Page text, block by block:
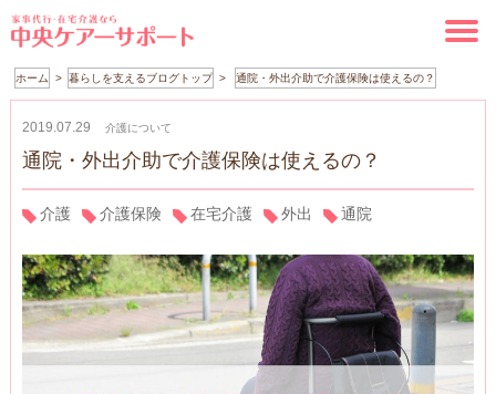
ホーム 暮らしを支えるブログトップ 通院・外出介助で介護保険は使えるの？
2019.07.29 介護について
通院・外出介助で介護保険は使えるの？
介護 介護保険 在宅介護 外出 通院